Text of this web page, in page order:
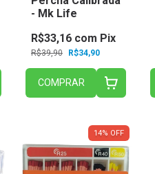
- Mk Life
R$39,90 R$34,90
R$33,16 com Pix
COMPRAR
14% OFF